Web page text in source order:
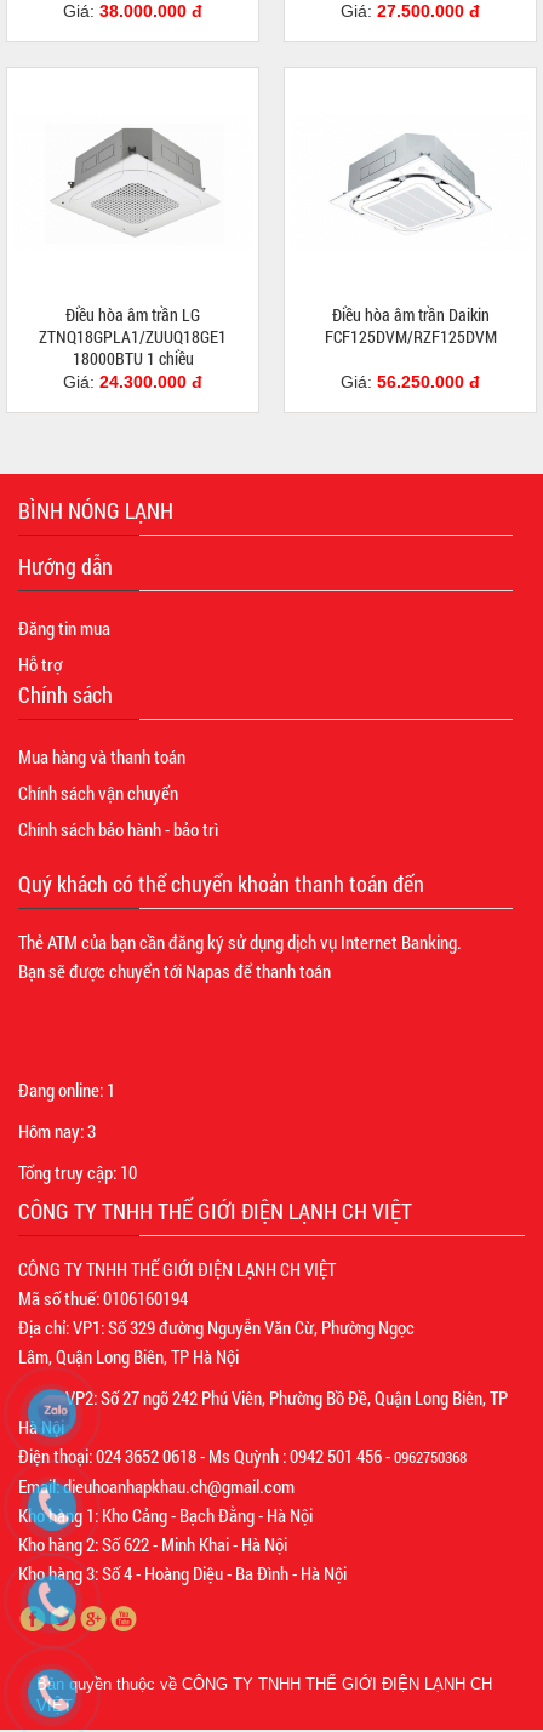
Giá: 38.000.000 đ Giá: 27.500.000 đ
Điều hòa âm trần LG
ZTNQ18GPLA1/ZUUQ18GE1
18000BTU 1 chiều
Giá: 24.300.000 đ
Điều hòa âm trần Daikin
FCF125DVM/RZF125DVM
Giá: 56.250.000 đ
BÌNH NÓNG LẠNH
Hướng dẫn
Đăng tin mua
Hỗ trợ
Chính sách
Mua hàng và thanh toán
Chính sách vận chuyển
Chính sách bảo hành - bảo trì
Quý khách có thể chuyển khoản thanh toán đến
Thẻ ATM của bạn cần đăng ký sử dụng dịch vụ Internet Banking.
Bạn sẽ được chuyển tới Napas để thanh toán
Đang online: 1
Hôm nay:3
Tổng truy cập: 10
CÔNG TY TNHH THẾ GIỚI ĐIỆN LẠNH CH VIỆT
CÔNG TY TNHH THẾ GIỚI ĐIỆN LẠNH CH VIỆT
Mã số thuế: 0106160194
Địa chỉ: VP1: Số 329 đường Nguyễn Văn Cừ, Phường Ngọc
Lâm, Quận Long Biên, TP Hà Nội
VP2: Số 27 ngõ 242 Phú Viên, Phường Bồ Đề, Quận Long Biên, TP
Hà Nội
Điện thoại: 024 3652 0618 - Ms Quỳnh : 0942 501 456 -0962750368
Email: dieuhoanhapkhau.ch@gmail.com
Kho hàng 1: Kho Cảng - Bạch Đằng - Hà Nội
Kho hàng 2: Số 622 - Minh Khai - Hà Nội
Kho hàng 3: Số 4 - Hoàng Diệu - Ba Đình - Hà Nội
Bản quyền thuộc về CÔNG TY TNHH THẾ GIỚI ĐIỆN LẠNH CH
VIỆT